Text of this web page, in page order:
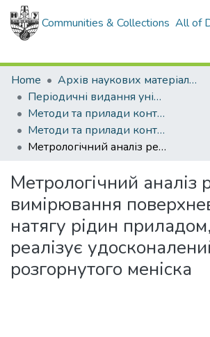
Communities & Collections All of
Home
Архів наукових матеріалів
Періодичні видання університету
Методи та прилади контролю якості
Методи та прилади контролю якості - 2014 - № 32
Метрологічний аналіз результатів вимірювання поверхневого натягу рідин приладом, що реалізує удосконалений метод розгорнутого меніска
Метрологічний аналіз
вимірювання
натягу рідин
реалізує
розгорнутого меніска